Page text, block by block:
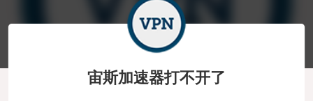
宙斯加速器打不开了